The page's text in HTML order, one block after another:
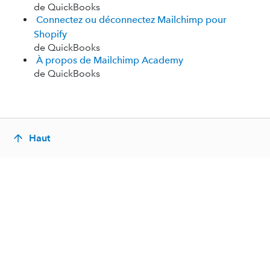
de QuickBooks
Connectez ou déconnectez Mailchimp pour
Shopify
de QuickBooks
À propos de Mailchimp Academy
de QuickBooks
Haut